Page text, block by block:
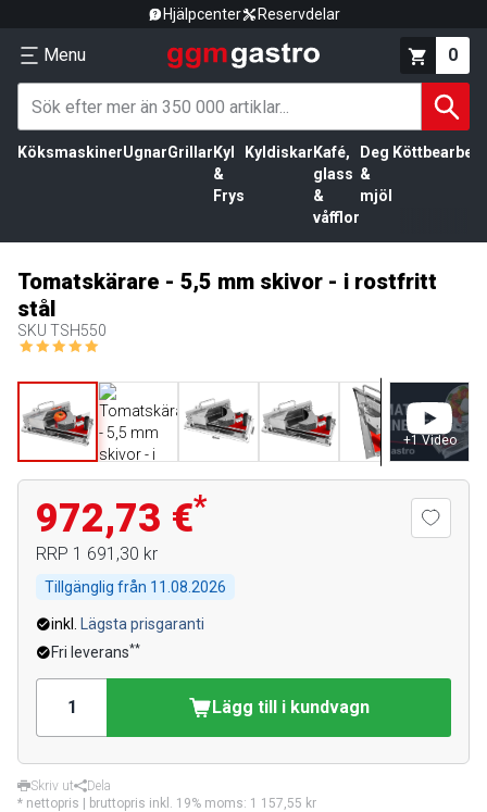
Hjälpcenter Reservdelar
Menu 0
KöksmaskinerUgnarGrillar Kyl
&
Frys
Kyldiskar Kafé,
glass
&
våfflor
Deg
&
mjöl
Tomatskärare - 5,5 mm skivor - i rostfritt
stål
SKU TSH550
+1 Video
972,73 €*
RRP 1 691,30 kr
Tillgänglig från 11.08.2026
inkl.
Lägsta prisgaranti
Fri leverans**
Lägg till i kundvagn
Skriv ut
Dela
* nettopris | bruttopris inkl. 19% moms: 1 157,55 kr